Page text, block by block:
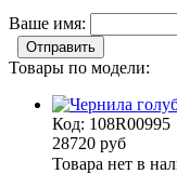
Ваше имя:
Отправить
Товары по модели:
Код: 108R00995
28720 руб
Товара нет в